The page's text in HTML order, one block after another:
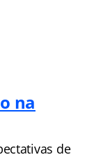
na
de